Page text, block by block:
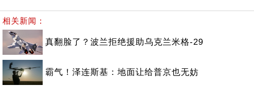
相关新闻：
真翻脸了？波兰拒绝援助乌克兰米格-29
霸气！泽连斯基：地面让给普京也无妨